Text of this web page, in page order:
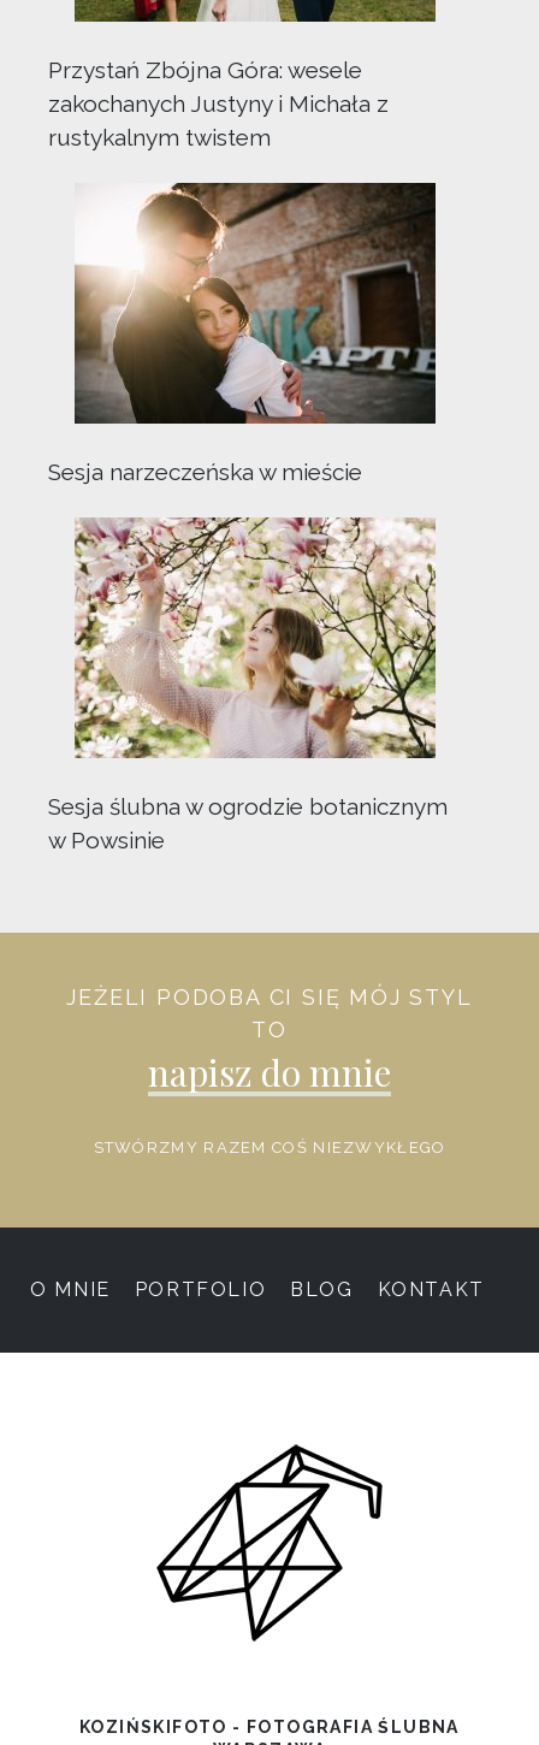
Przystań Zbójna Góra: wesele
zakochanych Justyny i Michała z
rustykalnym twistem
Sesja narzeczeńska w mieście
Sesja ślubna w ogrodzie botanicznym
w Powsinie
JEŻELI PODOBA CI SIĘ MÓJ STYL
TO
napisz do mnie
STWÓRZMY RAZEM COŚ NIEZWYKŁEGO
O MNIE PORTFOLIO BLOG KONTAKT
KOZIŃSKIFOTO - FOTOGRAFIA ŚLUBNA